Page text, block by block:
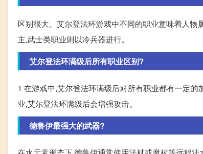
区别很大。艾尔登法环游戏中不同的职业意味着人
主,武士类职业则以冷兵器进行。
艾尔登法环满级后所有职业区别?
1 在游戏中,艾尔登法环满级后对所有职业都有一定
业,艾尔登法环满级后会增强攻击。
德鲁伊最强大的武器?